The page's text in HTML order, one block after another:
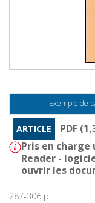
Exemple de
ARTICLE
PDF
Pris en
Reader -
ouvrir les
287-306 p.